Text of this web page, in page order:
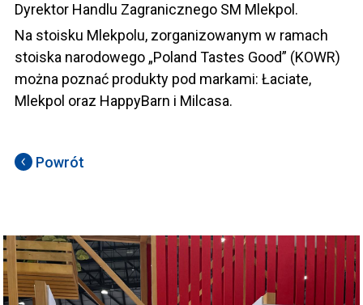
Dyrektor Handlu Zagranicznego SM Mlekpol.
Na stoisku Mlekpolu, zorganizowanym w ramach
stoiska narodowego „Poland Tastes Good” (KOWR)
można poznać produkty pod markami: Łaciate,
Mlekpol oraz HappyBarn i Milcasa.
Powrót